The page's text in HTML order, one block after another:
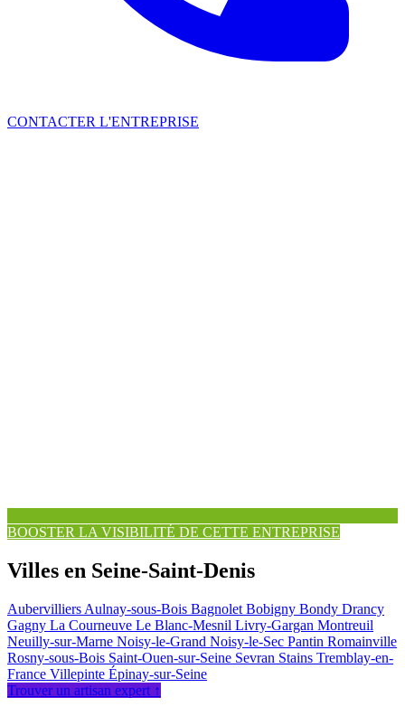
CONTACTER L'ENTREPRISE
BOOSTER LA VISIBILITÉ DE CETTE ENTREPRISE
Villes en Seine-Saint-Denis
Aubervilliers Aulnay-sous-Bois Bagnolet Bobigny Bondy Drancy
Gagny La Courneuve Le Blanc-Mesnil Livry-Gargan Montreuil
Neuilly-sur-Marne Noisy-le-Grand Noisy-le-Sec Pantin Romainville
Rosny-sous-Bois Saint-Ouen-sur-Seine Sevran Stains Tremblay-en-
France Villepinte Épinay-sur-Seine
Trouver un artisan expert ↑